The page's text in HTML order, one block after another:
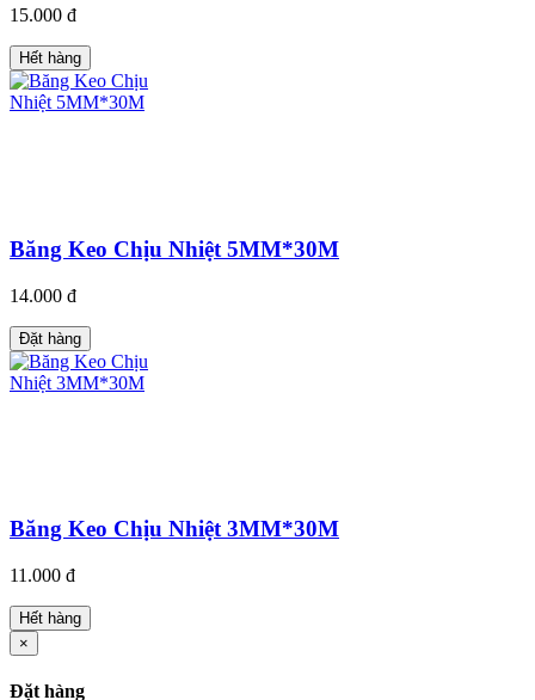
15.000 đ
Hết hàng
Băng Keo Chịu Nhiệt 5MM*30M
14.000 đ
Đặt hàng
Băng Keo Chịu Nhiệt 3MM*30M
11.000 đ
Hết hàng
×
Đặt hàng